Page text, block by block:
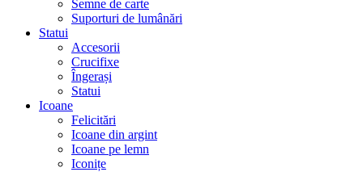
Semne de carte
Suporturi de lumânări
Statui
Accesorii
Crucifixe
Îngerași
Statui
Icoane
Felicitări
Icoane din argint
Icoane pe lemn
Iconițe